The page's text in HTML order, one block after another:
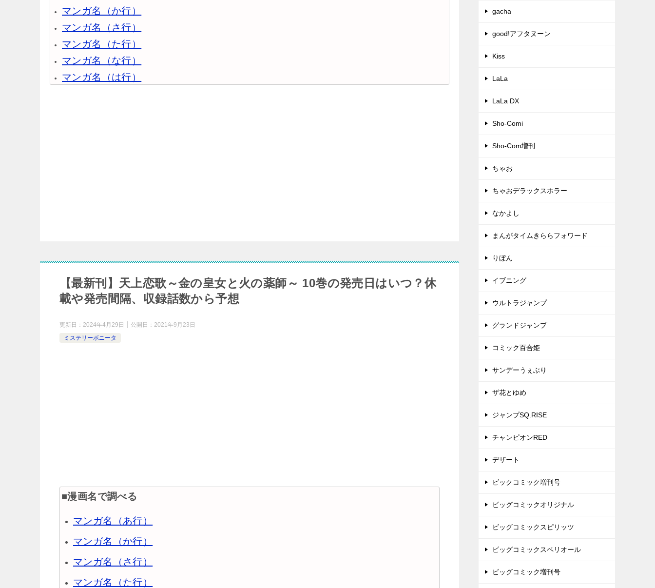
マンガ名（か行）
マンガ名（さ行）
マンガ名（た行）
マンガ名（な行）
マンガ名（は行）
【最新刊】天上恋歌～金の皇女と火の薬師～ 10巻の発売日はいつ？休
載や発売間隔、収録話数から予想
更新日： 2024年4月29日 公開日： 2021年9月23日
ミステリーボニータ
■漫画名で調べる
マンガ名（あ行）
マンガ名（か行）
マンガ名（さ行）
マンガ名（た行）
gacha
good!アフタヌーン
Kiss
LaLa
LaLa DX
Sho-Comi
Sho-Com増刊
ちゃお
ちゃおデラックスホラー
なかよし
まんがタイムきららフォワード
りぼん
イブニング
ウルトラジャンプ
グランドジャンプ
コミック百合姫
サンデーうぇぶり
ザ花とゆめ
ジャンプSQ.RISE
チャンピオンRED
デザート
ビックコミック増刊号
ビッグコミックオリジナル
ビッグコミックスピリッツ
ビッグコミックスペリオール
ビッグコミック増刊号